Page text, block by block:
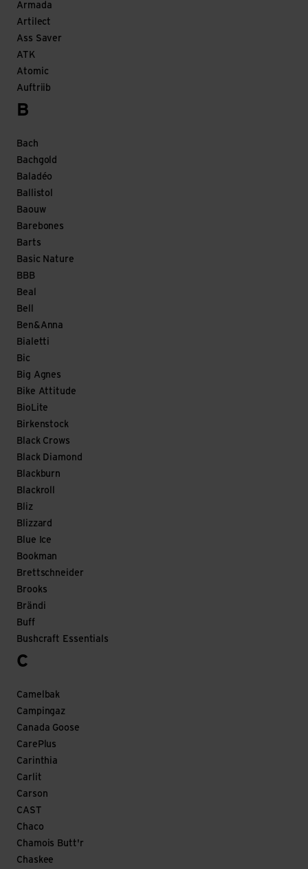
Armada
Artilect
Ass Saver
ATK
Atomic
Auftriib
B
Bach
Bachgold
Baladéo
Ballistol
Baouw
Barebones
Barts
Basic Nature
BBB
Beal
Bell
Ben&Anna
Bialetti
Bic
Big Agnes
Bike Attitude
BioLite
Birkenstock
Black Crows
Black Diamond
Blackburn
Blackroll
Bliz
Blizzard
Blue Ice
Bookman
Brettschneider
Brooks
Brändi
Buff
Bushcraft Essentials
C
Camelbak
Campingaz
Canada Goose
CarePlus
Carinthia
Carlit
Carson
CAST
Chaco
Chamois Butt'r
Chaskee